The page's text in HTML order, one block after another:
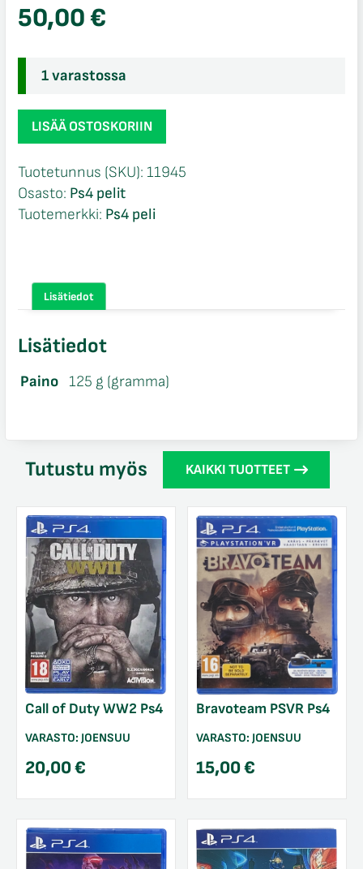
50,00€
1 varastossa
Marsupilami
Hoobadventure
Edition
NIB
Ps4
LISÄÄ OSTOSKORIIN
Tuotetunnus (SKU): 11945
Osasto: Ps4 pelit
Tuotemerkki: Ps4 peli
Lisätiedot
Lisätiedot
Paino 125 g (gramma)
Tutustu myös KAIKKI TUOTTEET
Call of Duty WW2 Ps4
VARASTO: JOENSUU
20,00€
Bravoteam PSVR Ps4
VARASTO: JOENSUU
15,00€